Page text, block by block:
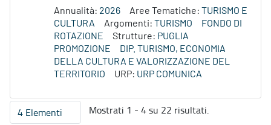
Annualità: 2026 Aree Tematiche: TURISMO E
CULTURA
Argomenti: TURISMO
FONDO DI
ROTAZIONE
Strutture: PUGLIA
PROMOZIONE
DIP. TURISMO, ECONOMIA
DELLA CULTURA E VALORIZZAZIONE DEL
TERRITORIO
URP: URP COMUNICA
4 ElementiPer pagina
Mostrati 1 - 4 su 22 risultati.